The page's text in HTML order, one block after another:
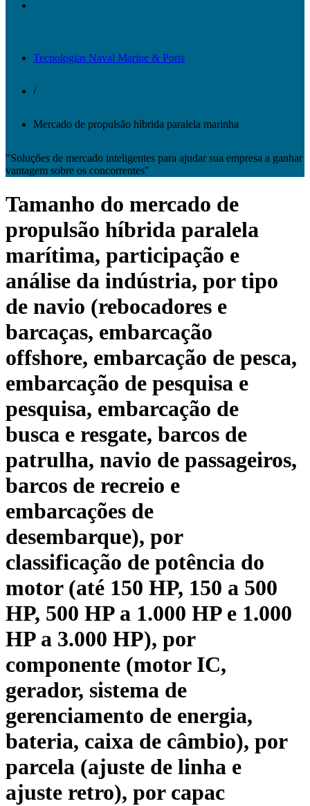
Tecnologias Naval Marine & Ports
/
Mercado de propulsão híbrida paralela marinha
"Soluções de mercado inteligentes para ajudar sua empresa a ganhar
vantagem sobre os concorrentes"
Tamanho do mercado de
propulsão híbrida paralela
marítima, participação e
análise da indústria, por tipo
de navio (rebocadores e
barcaças, embarcação
offshore, embarcação de pesca,
embarcação de pesquisa e
pesquisa, embarcação de
busca e resgate, barcos de
patrulha, navio de passageiros,
barcos de recreio e
embarcações de
desembarque), por
classificação de potência do
motor (até 150 HP, 150 a 500
HP, 500 HP a 1.000 HP e 1.000
HP a 3.000 HP), por
componente (motor IC,
gerador, sistema de
gerenciamento de energia,
bateria, caixa de câmbio), por
parcela (ajuste de linha e
ajuste retro), por capac